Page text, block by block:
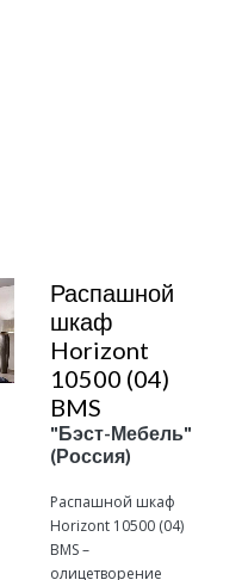
Распашной
шкаф
Horizont
10500 (04)
BMS
"Бэст-Мебель"
(Россия)
Распашной шкаф
Horizont 10500 (04)
BMS –
олицетворение